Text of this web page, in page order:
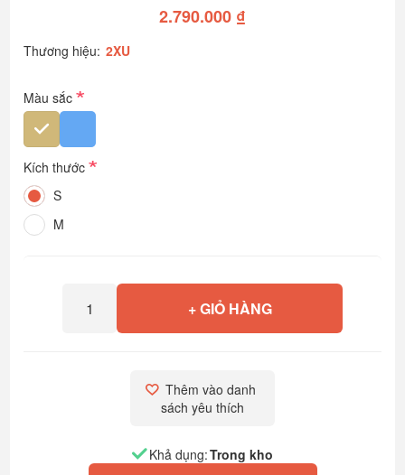
2.790.000 ₫
Thương hiệu: 2XU
Màu sắc*
Kích thước*
S
M
+ GIỎ HÀNG
Thêm vào danh
sách yêu thích
Khả dụng:Trong kho